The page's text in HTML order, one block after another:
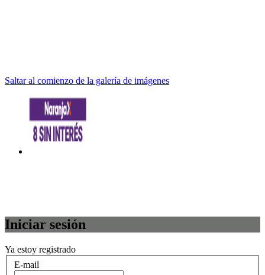
Saltar al comienzo de la galería de imágenes
Iniciar sesión
Ya estoy registrado
E-mail